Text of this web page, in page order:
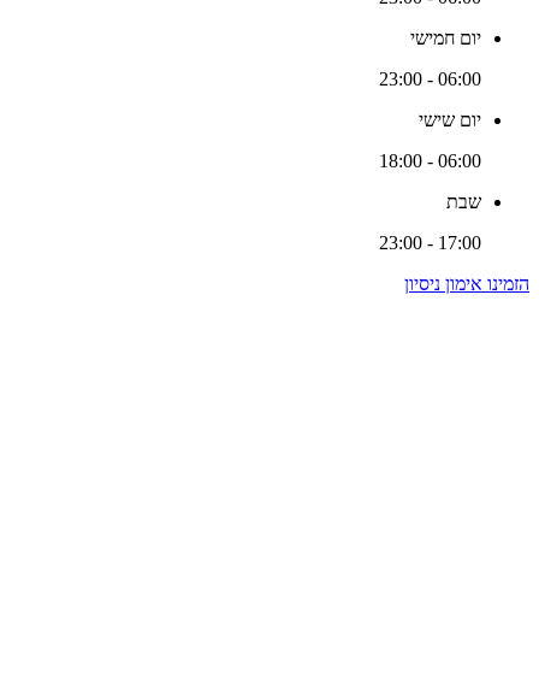
יום חמישי
06:00 - 23:00
יום שישי
06:00 - 18:00
שבת
17:00 - 23:00
הזמינו אימון ניסיון